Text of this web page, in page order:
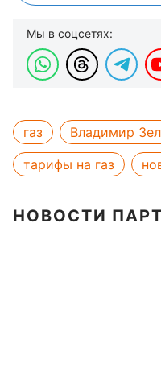
Мы в соцсетях:
газ Владимир
тарифы на газ
НОВОСТИ